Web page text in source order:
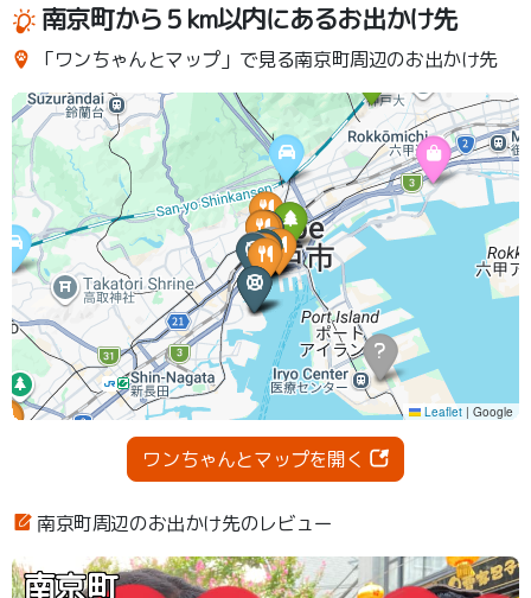
南京町から５km以内にあるお出かけ先
「ワンちゃんとマップ」で見る南京町周辺のお出かけ先
ワンちゃんとマップを開く
南京町周辺のお出かけ先のレビュー
南京町